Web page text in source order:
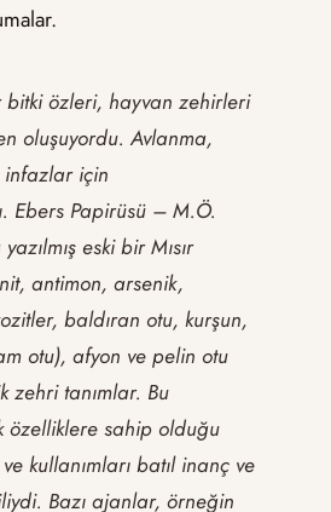
bitki özleri, hayvan zehirleri
oluşuyordu. Avlanma,
infazlar için
Ebers Papirüsü – M.Ö.
eski bir Mısır
antimon, arsenik,
baldıran otu, kurşun,
otu), afyon ve pelin otu
zehri tanımlar. Bu
özelliklere sahip olduğu
kullanımları batıl inanç ve
Bazı ajanlar, örneğin